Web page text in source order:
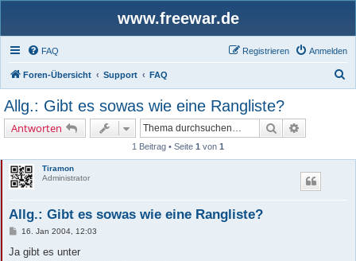
www.freewar.de
FAQ Anmelden
Registrieren
Foren-Übersicht Support FAQ
Allg.: Gibt es sowas wie eine Rangliste?
Antworten Suche
1 Beitrag • Seite 1 von 1
Tiramon
Administrator
Allg.: Gibt es sowas wie eine Rangliste?
B
i
16. Jan 2004, 12:03
Ja gibt es unter